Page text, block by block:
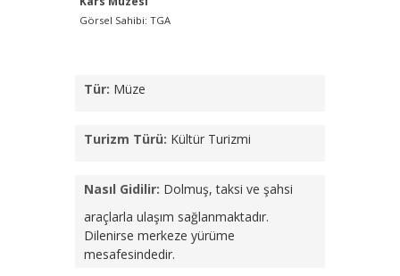
Görsel Sahibi: TGA
Tür: Müze
Turizm Türü: Kültür Turizmi
Nasıl Gidilir: Dolmuş, taksi ve şahsi
araçlarla ulaşım sağlanmaktadır.
Dilenirse merkeze yürüme
mesafesindedir.